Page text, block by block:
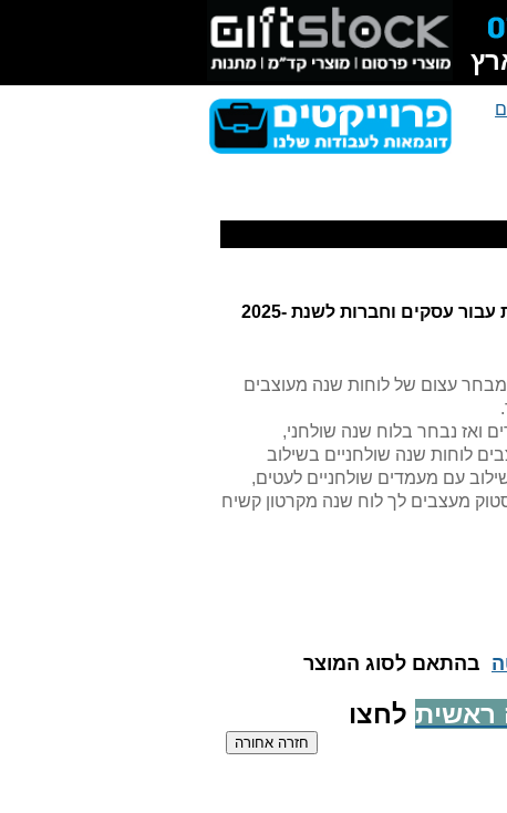
עבור עסקים וחברות
לשנת 2025-
עצום של לוחות שנה מעוצבים
ואז נבחר בלוח שנה שולחני,
לוחות שנה שולחניים בשילוב
עם מעמדים שולחניים לעטים,
שלו. בגיפט סטוק מעצבים לך לוח שנה מקרטון קשיח
בהתאם לסוג המוצר
ראשית לחצו